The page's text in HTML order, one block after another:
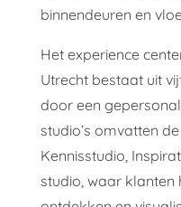
binnendeuren en
Het experience
Utrecht bestaat uit
door een
studio’s omvatten
Kennisstudio,
studio, waar klanten